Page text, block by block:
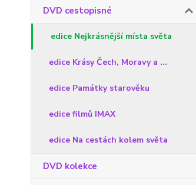
DVD cestopisné
edice Nejkrásnější místa světa
edice Krásy Čech, Moravy a ...
edice Památky starověku
edice filmů IMAX
edice Na cestách kolem světa
DVD kolekce